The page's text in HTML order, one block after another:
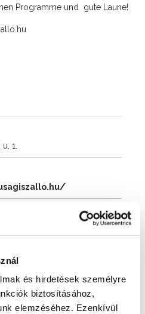
és hirdetések személyre
biztosításához,
elemzéséhez. Ezenkívül
Programme und gute Laune!
1.